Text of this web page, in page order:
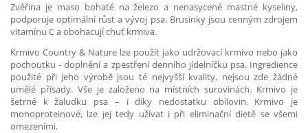
Zvěřina je maso bohaté na železo a nenasycené mastné kyseliny,
podporuje optimální růst a vývoj psa. Brusinky jsou cenným zdrojem
vitamínu C a obohacují chuť krmiva.
Krmivo Country & Nature lze použít jako udržovací krmivo nebo jako
pochoutku - doplnění a zpestření denního jídelníčku psa. Ingredience
použité při jeho výrobě jsou té nejvyšší kvality, nejsou zde žádné
umělé přísady. Vše je založeno na místních surovinách. Krmivo je
šetrné k žaludku psa – i díky nedostatku obilovin. Krmivo je
monoproteinové, lze jej tedy užívat i při eliminační dietě se všemi
omezeními.